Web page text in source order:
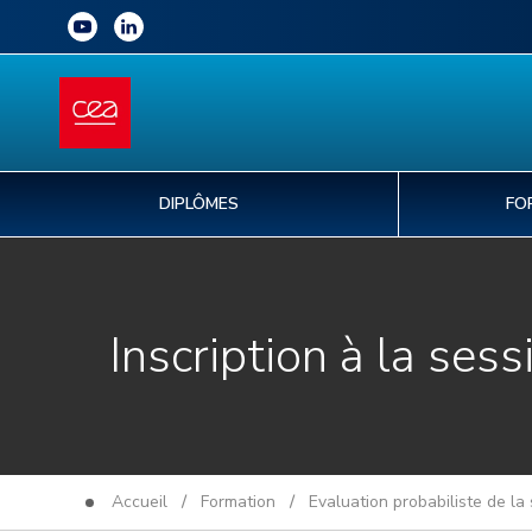
DIPLÔMES
Inscription à la
Accueil / Formation / Evaluation probabiliste de